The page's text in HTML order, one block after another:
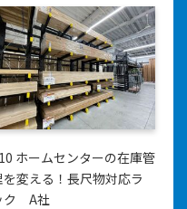
ホームセンターの在庫管
を変える！長尺物対応ラ
ク A社